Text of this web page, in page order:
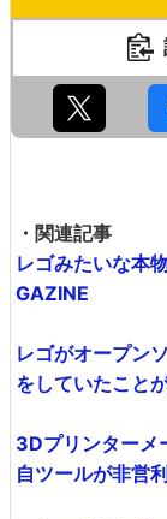
・関連記事
レゴみたいな本
GAZINE
レゴがオープン
をしていたこと
3Dプリンターメ
自ツールが非営